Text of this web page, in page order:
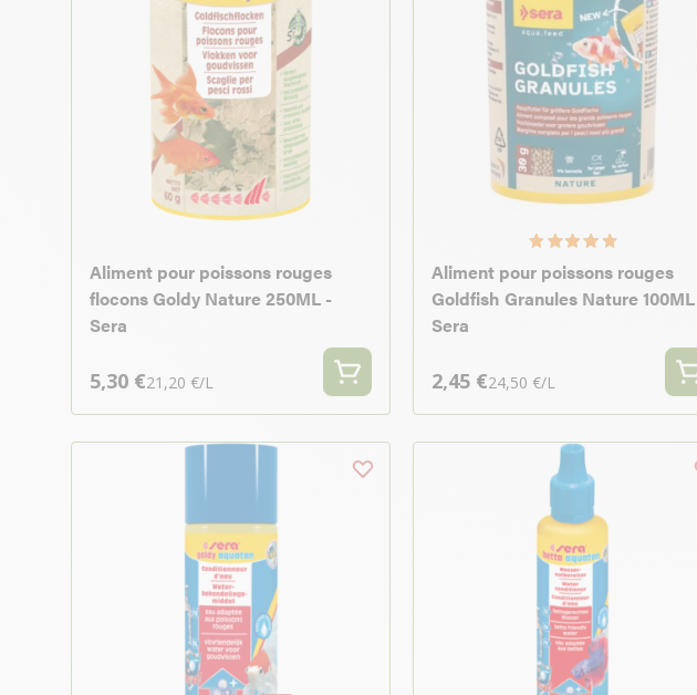
Aliment pour poissons rouges
flocons Goldy Nature 250ML -
Sera
5,30 €21,20 €/L
Aliment pour poissons rouges
Goldfish Granules Nature
Sera
2,45 €24,50 €/L